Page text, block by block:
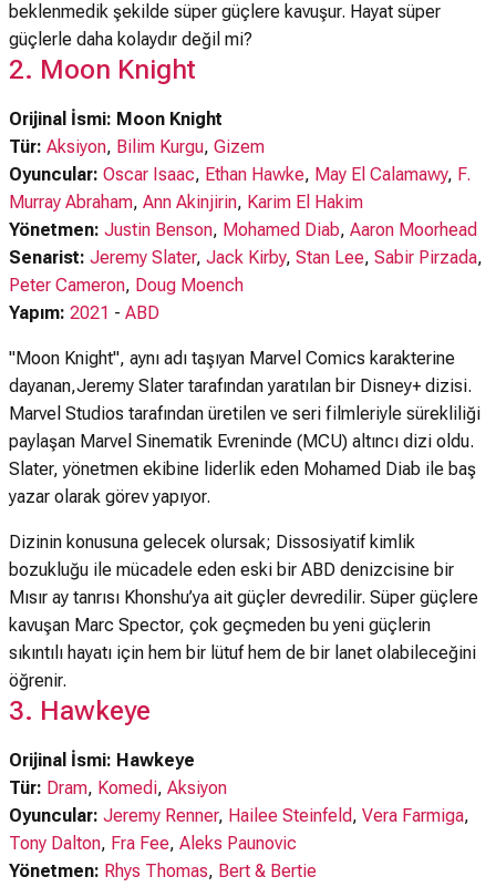
beklenmedik şekilde süper güçlere kavuşur. Hayat süper
güçlerle daha kolaydır değil mi?
2. Moon Knight
Orijinal İsmi: Moon Knight
Tür: Aksiyon, Bilim Kurgu, Gizem
Oyuncular: Oscar Isaac, Ethan Hawke, May El Calamawy, F.
Murray Abraham, Ann Akinjirin, Karim El Hakim
Yönetmen: Justin Benson, Mohamed Diab, Aaron Moorhead
Senarist: Jeremy Slater, Jack Kirby, Stan Lee, Sabir Pirzada,
Peter Cameron, Doug Moench
Yapım: 2021 - ABD
"Moon Knight", aynı adı taşıyan Marvel Comics karakterine
dayanan,Jeremy Slater tarafından yaratılan bir Disney+ dizisi.
Marvel Studios tarafından üretilen ve seri filmleriyle sürekliliği
paylaşan Marvel Sinematik Evreninde (MCU) altıncı dizi oldu.
Slater, yönetmen ekibine liderlik eden Mohamed Diab ile baş
yazar olarak görev yapıyor.
Dizinin konusuna gelecek olursak; Dissosiyatif kimlik
bozukluğu ile mücadele eden eski bir ABD denizcisine bir
Mısır ay tanrısı Khonshu’ya ait güçler devredilir. Süper güçlere
kavuşan Marc Spector, çok geçmeden bu yeni güçlerin
sıkıntılı hayatı için hem bir lütuf hem de bir lanet olabileceğini
öğrenir.
3. Hawkeye
Orijinal İsmi: Hawkeye
Tür: Dram, Komedi, Aksiyon
Oyuncular: Jeremy Renner, Hailee Steinfeld, Vera Farmiga,
Tony Dalton, Fra Fee, Aleks Paunovic
Yönetmen: Rhys Thomas, Bert & Bertie